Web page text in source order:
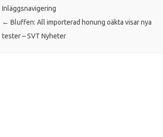
Inläggsnavigering
← Bluffen: All importerad honung oäkta visar nya
tester – SVT Nyheter